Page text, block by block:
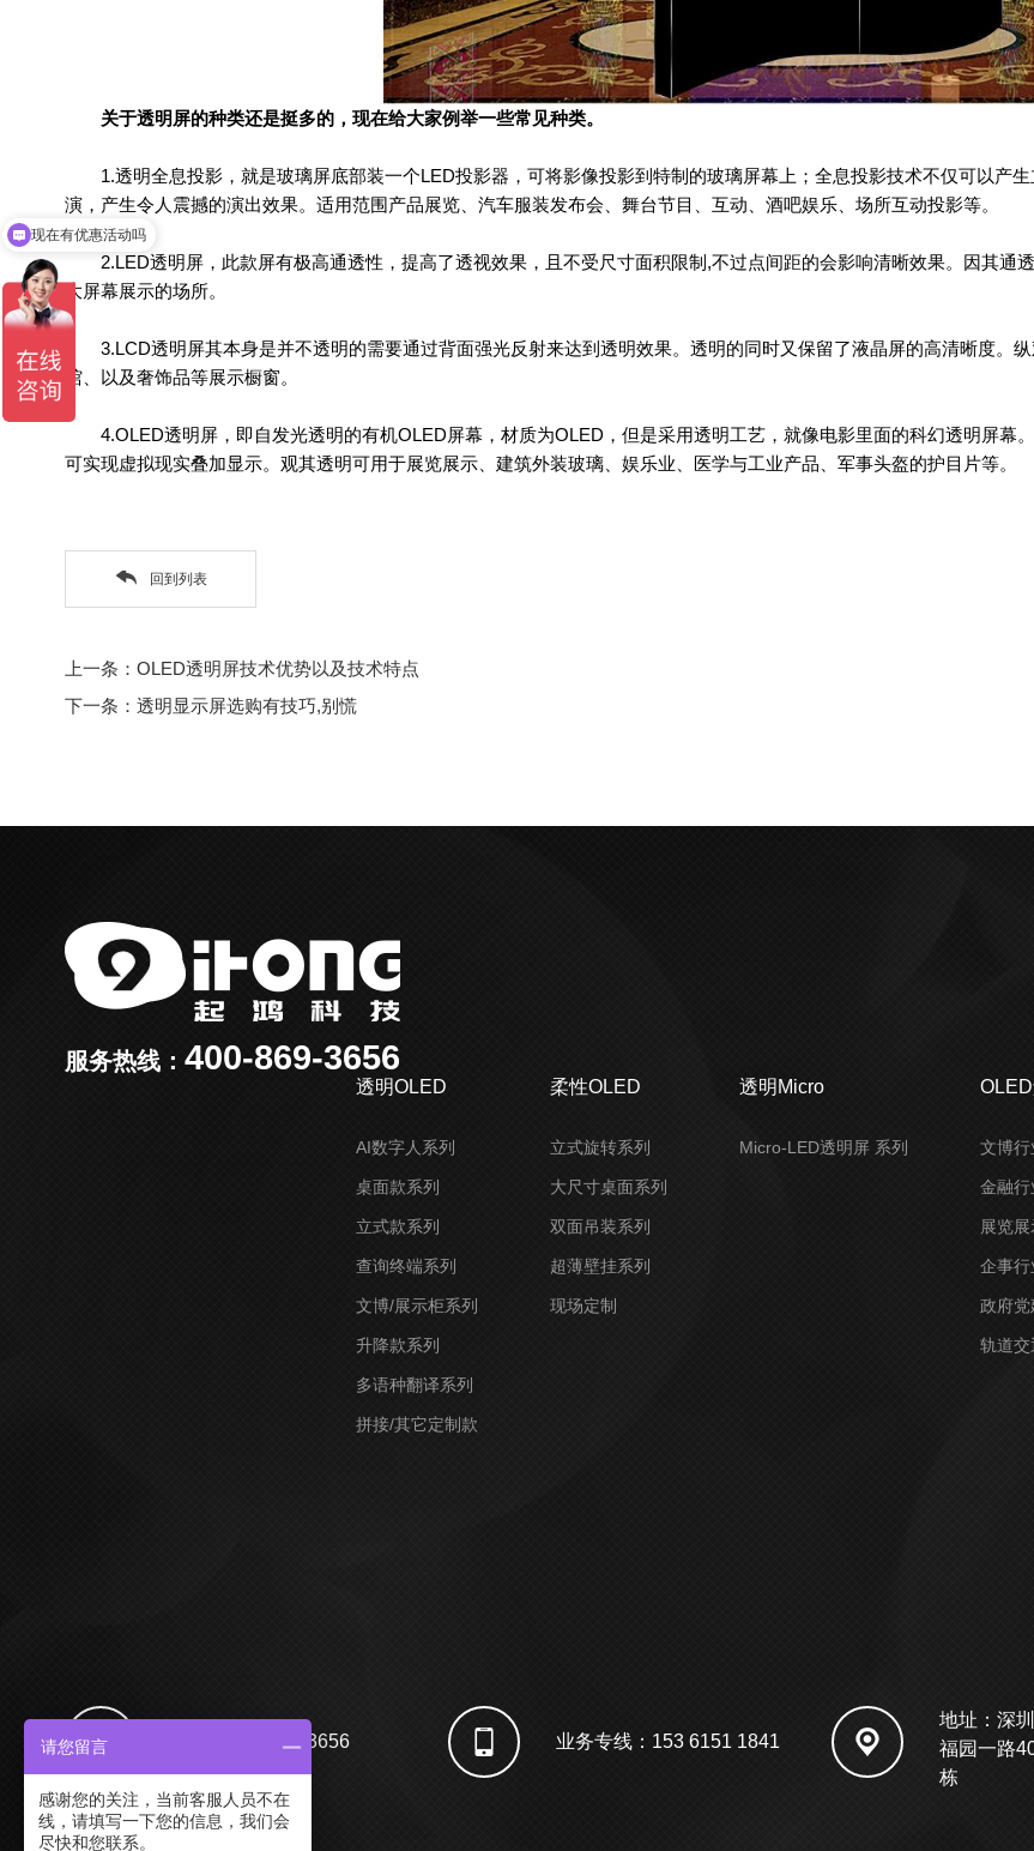
关于透明屏的种类还是挺多的，现在给大家例举一些常见种类。
1.透明全息投影，就是玻璃屏底部装一个LED投影器，可将影像投影到特制的玻璃屏幕上；全息投影技术不仅可以产
演，产生令人震撼的演出效果。适用范围产品展览、汽车服装发布会、舞台节目、互动、酒吧娱乐、场所互动投影等。
2.LED透明屏，此款屏有极高通透性，提高了透视效果，且不受尺寸面积限制,不过点间距的会影响清晰效果。因其通
大屏幕展示的场所。
3.LCD透明屏其本身是并不透明的需要通过背面强光反射来达到透明效果。透明的同时又保留了液晶屏的高清晰度。
馆、以及奢饰品等展示橱窗。
4.OLED透明屏，即自发光透明的有机OLED屏幕，材质为OLED，但是采用透明工艺，就像电影里面的科幻透明屏幕
可实现虚拟现实叠加显示。观其透明可用于展览展示、建筑外装玻璃、娱乐业、医学与工业产品、军事头盔的护目片等。
回到列表
上一条：OLED透明屏技术优势以及技术特点
下一条：透明显示屏选购有技巧,别慌
服务热线： 400-869-3656
透明OLED
AI数字人系列
桌面款系列
立式款系列
查询终端系列
文博/展示柜系列
升降款系列
多语种翻译系列
拼接/其它定制款
柔性OLED
立式旋转系列
大尺寸桌面系列
双面吊装系列
超薄壁挂系列
现场定制
透明Micro
Micro-LED透明屏 系列 文博
金融
展览
企事
政府
轨道
电话：400-869-3656 业务专线：153 6151 1841
地址：深
福园一路
栋
现在有优惠活动吗
请您留言
感谢您的关注，当前客服人员不在
线，请填写一下您的信息，我们会
尽快和您联系。